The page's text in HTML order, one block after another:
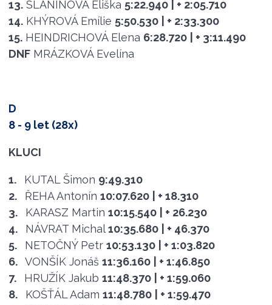
13. SLANINOVÁ Eliška 5:22.940
| + 2:05.710
14. KHÝROVÁ Emílie 5:50.530
| + 2:33.300
15. HEINDRICHOVÁ Elena 6:28.720
| + 3:11.490
DNF MRÁZKOVÁ Evelína
D
8 - 9 let (28x)
KLUCI
1. KUTAL Šimon 9:49.310
2.
ŘEHA Antonín 10:07.620
| + 18.310
3.
KARASZ Martin 10:15.540
| + 26.230
4.
NÁVRAT Michal 10:35.680
| + 46.370
5.
NETOČNÝ Petr 10:53.130
| + 1:03.820
6. VONŠÍK Jonáš 11:36.160
| + 1:46.850
7.
HRUŽÍK Jakub 11:48.370
| + 1:59.060
8.
KOŠŤÁL Adam 11:48.780
| + 1:59.470